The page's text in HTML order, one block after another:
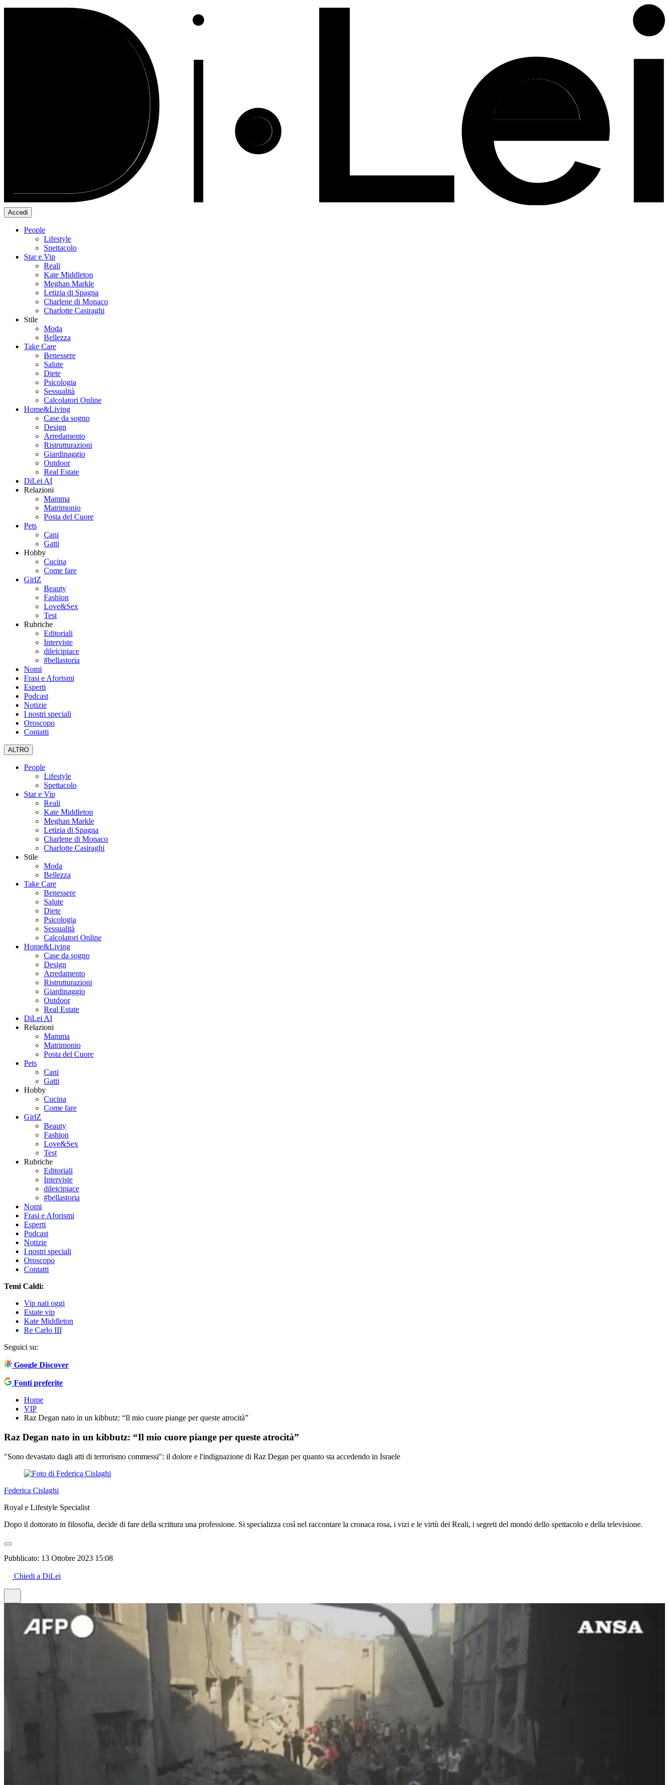
Accedi
People
Lifestyle
Spettacolo
Star e Vip
Reali
Kate Middleton
Meghan Markle
Letizia di Spagna
Charlene di Monaco
Charlotte Casiraghi
Stile
Moda
Bellezza
Take Care
Benessere
Salute
Diete
Psicologia
Sessualità
Calcolatori Online
Home&Living
Case da sogno
Design
Arredamento
Ristrutturazioni
Giardinaggio
Outdoor
Real Estate
DiLei AI
Relazioni
Mamma
Matrimonio
Posta del Cuore
Pets
Cani
Gatti
Hobby
Cucina
Come fare
GirlZ
Beauty
Fashion
Love&Sex
Test
Rubriche
Editoriali
Interviste
dileicipiace
#bellastoria
Nomi
Frasi e Aforismi
Esperti
Podcast
Notizie
I nostri speciali
Oroscopo
Contatti
ALTRO
People
Lifestyle
Spettacolo
Star e Vip
Reali
Kate Middleton
Meghan Markle
Letizia di Spagna
Charlene di Monaco
Charlotte Casiraghi
Stile
Moda
Bellezza
Take Care
Benessere
Salute
Diete
Psicologia
Sessualità
Calcolatori Online
Home&Living
Case da sogno
Design
Arredamento
Ristrutturazioni
Giardinaggio
Outdoor
Real Estate
DiLei AI
Relazioni
Mamma
Matrimonio
Posta del Cuore
Pets
Cani
Gatti
Hobby
Cucina
Come fare
GirlZ
Beauty
Fashion
Love&Sex
Test
Rubriche
Editoriali
Interviste
dileicipiace
#bellastoria
Nomi
Frasi e Aforismi
Esperti
Podcast
Notizie
I nostri speciali
Oroscopo
Contatti
Temi Caldi:
Vip nati oggi
Estate vip
Kate Middleton
Re Carlo III
Seguici su:
Google Discover
Fonti preferite
Home
VIP
Raz Degan nato in un kibbutz: “Il mio cuore piange per queste atrocità”
Raz Degan nato in un kibbutz: “Il mio cuore piange per queste atrocità”
"Sono devastato dagli atti di terrorismo commessi": il dolore e l'indignazione di Raz Degan per quanto sta accedendo in Israele
Federica Cislaghi
Royal e Lifestyle Specialist
Dopo il dottorato in filosofia, decide di fare della scrittura una professione. Si specializza così nel raccontare la cronaca rosa, i vizi e le virtù dei Reali, i segreti del mondo dello spettacolo e della televisione.
Pubblicato: 13 Ottobre 2023 15:08
Chiedi a DiLei